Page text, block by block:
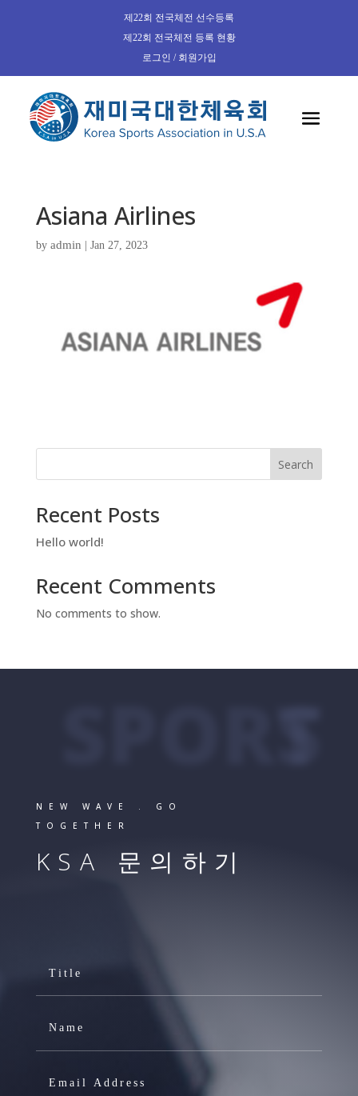
제22회 전국체전 선수등록
제22회 전국체전 등록 현황
로그인 / 회원가입
Asiana Airlines
by admin Jan 27, 2023
Search
Recent Posts
Hello world!
Recent Comments
No comments to show.
SPORTS
NEW WAVE . GO
TOGETHER
KSA 문의하기